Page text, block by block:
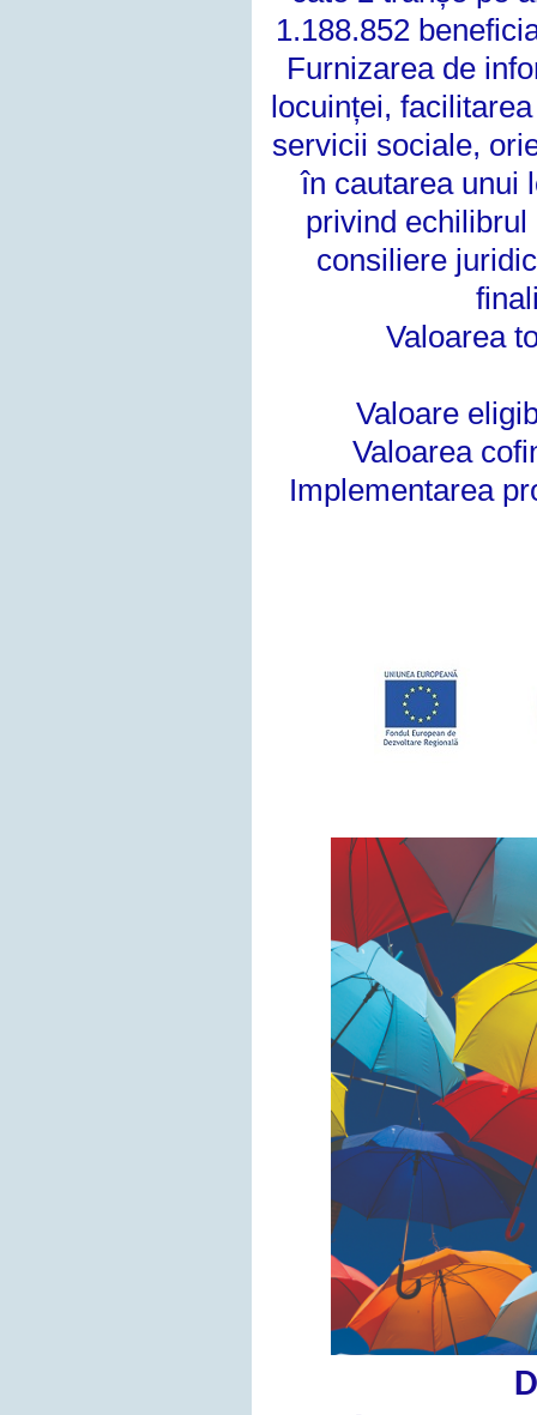
1.188.852
Furnizarea de
locuinței,
servicii sociale,
în cautarea unui
privind
consiliere
Valoarea
Valoare
Valoarea
Implementarea